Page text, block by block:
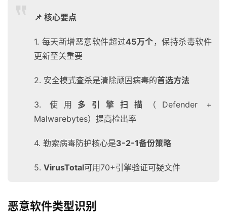
📌 核心要点
1. 每天新增恶意软件超过45万个，保持杀毒软件
更新至关重要
2. 安全模式查杀是清除顽固病毒的首选方法
3. 使用 多引擎扫描
（Defender +
Malwarebytes）提高检出率
4. 勒索病毒防护核心是3-2-1备份策略
5. VirusTotal可用70+引擎验证可疑文件
恶意软件类型识别